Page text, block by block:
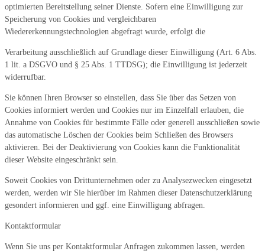
optimierten Bereitstellung seiner Dienste. Sofern eine Einwilligung zur
Speicherung von Cookies und vergleichbaren
Wiedererkennungstechnologien abgefragt wurde, erfolgt die
Verarbeitung ausschließlich auf Grundlage dieser Einwilligung (Art. 6 Abs.
1 lit. a DSGVO und § 25 Abs. 1 TTDSG); die Einwilligung ist jederzeit
widerrufbar.
Sie können Ihren Browser so einstellen, dass Sie über das Setzen von
Cookies informiert werden und Cookies nur im Einzelfall erlauben, die
Annahme von Cookies für bestimmte Fälle oder generell ausschließen sowie
das automatische Löschen der Cookies beim Schließen des Browsers
aktivieren. Bei der Deaktivierung von Cookies kann die Funktionalität
dieser Website eingeschränkt sein.
Soweit Cookies von Drittunternehmen oder zu Analysezwecken eingesetzt
werden, werden wir Sie hierüber im Rahmen dieser Datenschutzerklärung
gesondert informieren und ggf. eine Einwilligung abfragen.
Kontaktformular
Wenn Sie uns per Kontaktformular Anfragen zukommen lassen, werden